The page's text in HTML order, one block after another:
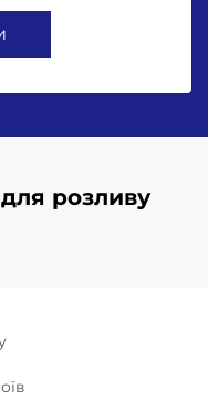
розливу